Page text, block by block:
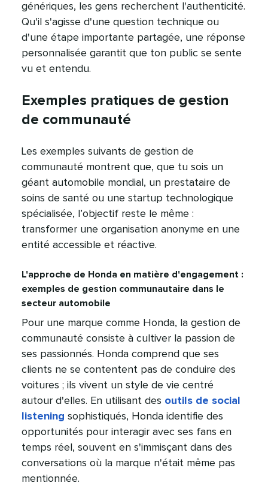
génériques, les gens recherchent l'authenticité.
Qu'il s'agisse d'une question technique ou
d'une étape importante partagée, une réponse
personnalisée garantit que ton public se sente
vu et entendu.​​
Exemples pratiques de gestion
de communauté​​
Les exemples suivants de gestion de
communauté montrent que, que tu sois un
géant automobile mondial, un prestataire de
soins de santé ou une startup technologique
spécialisée, l’objectif reste le même :
transformer une organisation anonyme en une
entité accessible et réactive.​​
L'approche de Honda en matière d'engagement :
exemples de gestion communautaire dans le
secteur automobile​​
Pour une marque comme Honda, la gestion de
communauté consiste à cultiver la passion de
ses passionnés. Honda comprend que ses
clients ne se contentent pas de conduire des
voitures ; ils vivent un style de vie centré
autour d'elles. En utilisant des outils de social
listening sophistiqués, Honda identifie des
opportunités pour interagir avec ses fans en
temps réel, souvent en s'immisçant dans des
conversations où la marque n'était même pas
mentionnée.​​